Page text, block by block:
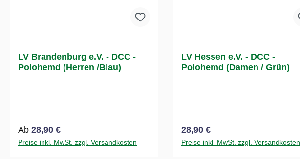
LV Brandenburg e.V. - DCC -
Polohemd (Herren /Blau)
Regulärer Preis:
Ab 28,90 €
Preise inkl. MwSt. zzgl. Versandkosten
LV Hessen e.V. - DCC -
Polohemd (Damen / Grün)
Regulärer Preis:
28,90 €
Preise inkl. MwSt. zzgl. Versandkosten